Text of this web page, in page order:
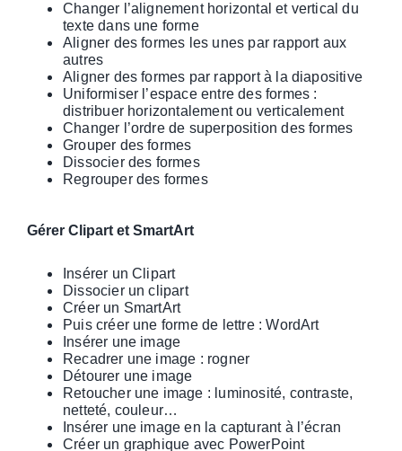
Changer l’alignement horizontal et vertical du
texte dans une forme
Aligner des formes les unes par rapport aux
autres
Aligner des formes par rapport à la diapositive
Uniformiser l’espace entre des formes :
distribuer horizontalement ou verticalement
Changer l’ordre de superposition des formes
Grouper des formes
Dissocier des formes
Regrouper des formes
Gérer Clipart et SmartArt
Insérer un Clipart
Dissocier un clipart
Créer un SmartArt
Puis créer une forme de lettre : WordArt
Insérer une image
Recadrer une image : rogner
Détourer une image
Retoucher une image : luminosité, contraste,
netteté, couleur…
Insérer une image en la capturant à l’écran
Créer un graphique avec PowerPoint